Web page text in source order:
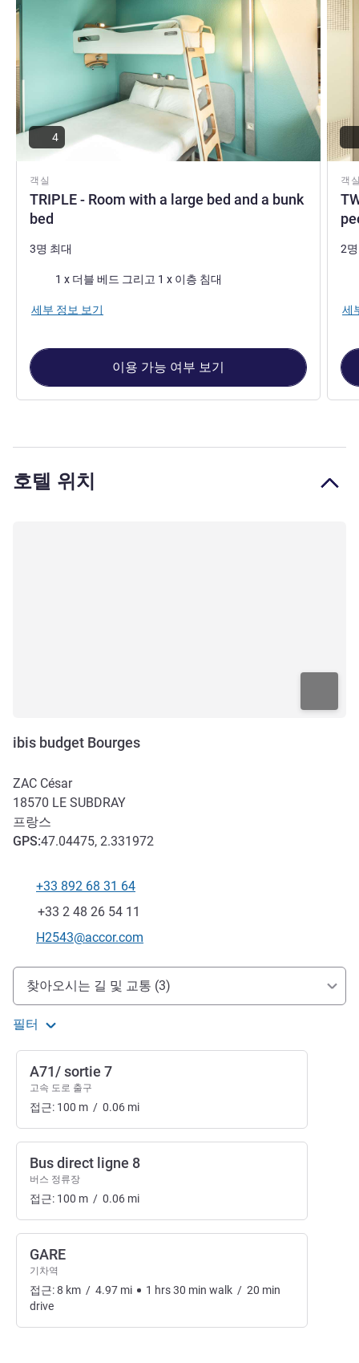
객실
TRIPLE - Room with a large bed and a bunk
bed
4
3명 최대
1 x 더블 베드 그리고 1 x 이층 침대
세부 정보 보기
이용 가능 여부 보기
객
2
세
호텔 위치
ibis budget Bourges
ZAC César
18570 LE SUBDRAY
프랑스
GPS:47.04475, 2.331972
전화
+33 892 68 31 64
팩스
+33 2 48 26 54 11
E-mail
H2543@accor.com
호텔 접근 및 교통
찾아오시는 길 및 교통 (3)
필터
A71/ sortie 7
고속 도로 출구
접근: 100 m / 0.06 mi
Bus direct ligne 8
버스 정류장
접근: 100 m / 0.06 mi
GARE
기차역
접근:8 km / 4.97 mi 1 hrs30 min walk / 20 min
drive